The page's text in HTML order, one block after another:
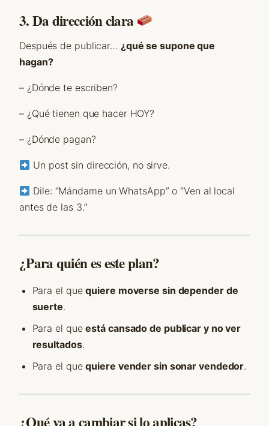
3. Da dirección clara
Después de publicar… ¿qué se supone que
hagan?
– ¿Dónde te escriben?
– ¿Qué tienen que hacer HOY?
– ¿Dónde pagan?
Un post sin dirección, no sirve.
Dile: “Mándame un WhatsApp” o “Ven al local
antes de las 3.”
¿Para quién es este plan?
Para el quequiere moverse sin depender de
suerte.
Para el queestá cansado de publicar y no ver
resultados.
Para el quequiere vender sin sonar vendedor.
¿Qué va a cambiar si lo aplicas?